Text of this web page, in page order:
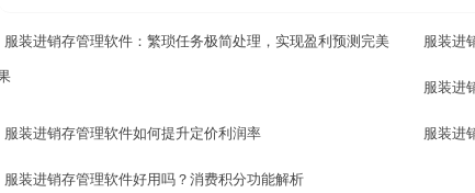
服装进销存管理软件：繁琐任务极简处理，实现盈利预测完美 服装进
服装进
服装进销存管理软件如何提升定价利润率 服装进
服装进销存管理软件好用吗？消费积分功能解析